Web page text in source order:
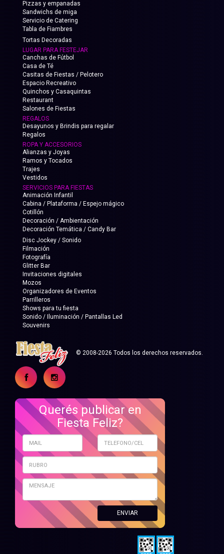
Pizzas y empanadas
Sandwichs de miga
Servicio de Catering
Tabla de Fiambres
Tortas Decoradas
LUGAR PARA FESTEJAR
Canchas de Fútbol
Casa de Té
Casitas de Fiestas / Pelotero
Espacio Recreativo
Quinchos y Casaquintas
Restaurant
Salones de Fiestas
REGALOS
Desayunos y Brindis para regalar
Regalos
ROPA Y ACCESORIOS
Alianzas y Joyas
Ramos y Tocados
Trajes
Vestidos
SERVICIOS PARA FIESTAS
Animación Infantil
Cabina / Plataforma / Espejo mágico
Cotillón
Decoración / Ambientación
Decoración Temática / Candy Bar
Disc Jockey / Sonido
Filmación
Fotografía
Glitter Bar
Invitaciones digitales
Mozos
Organizadores de Eventos
Parrilleros
Shows para tu fiesta
Sonido / Iluminación / Pantallas Led
Souvenirs
© 2008-2026 Todos los derechos reservados.
Querés publicar en
Fiesta Feliz?
ENVIAR